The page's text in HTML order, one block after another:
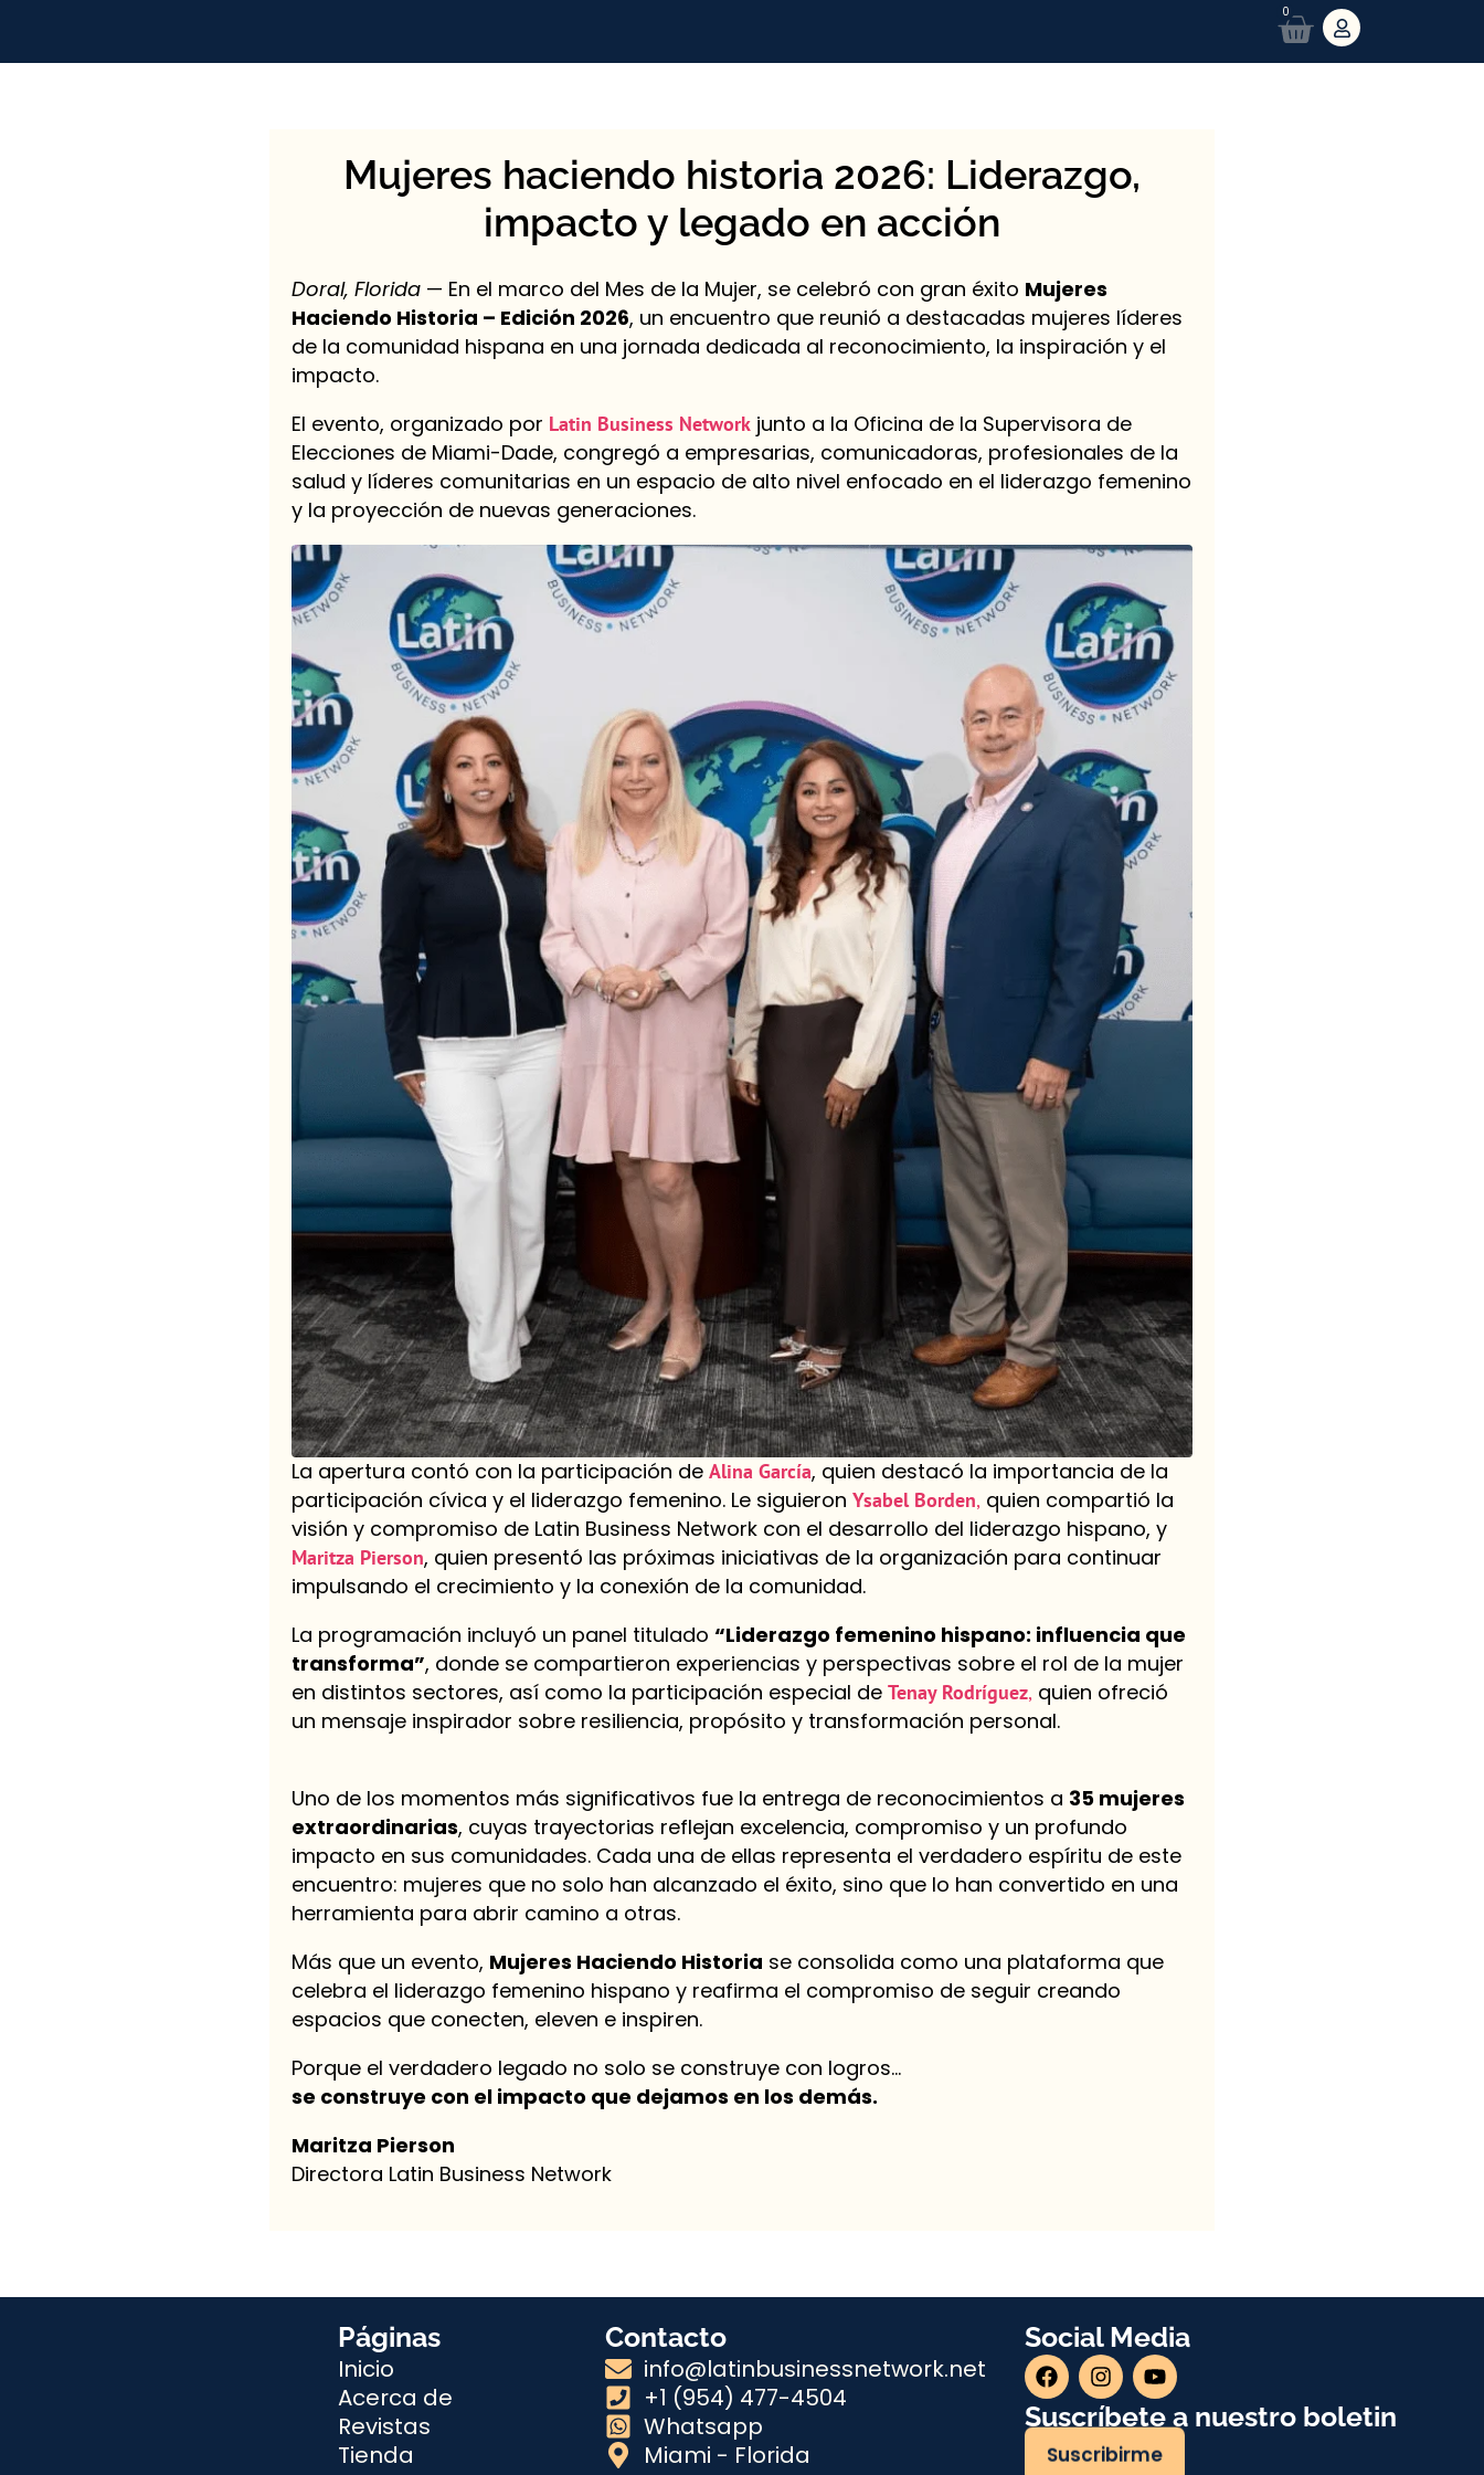
0
Mujeres haciendo historia 2026: Liderazgo,
impacto y legado en acción
Doral, Florida— En el marco del Mes de la Mujer, se celebró con gran éxito Mujeres
Haciendo Historia – Edición 2026, un encuentro que reunió a destacadas mujeres líderes
de la comunidad hispana en una jornada dedicada al reconocimiento, la inspiración y el
impacto.
El evento, organizado por Latin Business Networkjunto a la Oficina de la Supervisora de
Elecciones de Miami-Dade, congregó a empresarias, comunicadoras, profesionales de la
salud y líderes comunitarias en un espacio de alto nivel enfocado en el liderazgo femenino
y la proyección de nuevas generaciones.
La apertura contó con la participación de Alina García, quien destacó la importancia de la
participación cívica y el liderazgo femenino. Le siguieron Ysabel Borden,quien compartió la
visión y compromiso de Latin Business Network con el desarrollo del liderazgo hispano, y
Maritza Pierson, quien presentó las próximas iniciativas de la organización para continuar
impulsando el crecimiento y la conexión de la comunidad.
La programación incluyó un panel titulado “Liderazgo femenino hispano: influencia que
transforma”, donde se compartieron experiencias y perspectivas sobre el rol de la mujer
en distintos sectores, así como la participación especial de Tenay Rodríguez,quien ofreció
un mensaje inspirador sobre resiliencia, propósito y transformación personal.
Uno de los momentos más significativos fue la entrega de reconocimientos a 35 mujeres
extraordinarias, cuyas trayectorias reflejan excelencia, compromiso y un profundo
impacto en sus comunidades. Cada una de ellas representa el verdadero espíritu de este
encuentro: mujeres que no solo han alcanzado el éxito, sino que lo han convertido en una
herramienta para abrir camino a otras.
Más que un evento, Mujeres Haciendo Historia se consolida como una plataforma que
celebra el liderazgo femenino hispano y reafirma el compromiso de seguir creando
espacios que conecten, eleven e inspiren.
Porque el verdadero legado no solo se construye con logros…
se construye con el impacto que dejamos en los demás.
Maritza Pierson
Directora Latin Business Network
Páginas
Inicio
Acerca de
Revistas
Tienda
Contacto
info@latinbusinessnetwork.net
+1 (954) 477-4504
Whatsapp
Miami - Florida
Social Media
Suscríbete a nuestro boletin
Suscribirme